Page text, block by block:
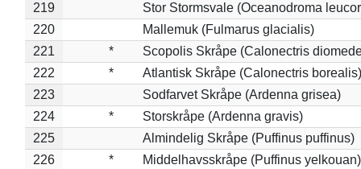
219
Stor Stormsvale (Oceanodroma
220
Mallemuk (Fulmarus glacialis)
221
*
Scopolis Skråpe (Calonectris
222
*
Atlantisk Skråpe (Calonectris borealis)
223
Sodfarvet Skråpe (Ardenna grisea)
224
*
Storskråpe (Ardenna gravis)
225
Almindelig Skråpe (Puffinus puffinus)
226
*
Middelhavsskråpe (Puffinus yelkouan)